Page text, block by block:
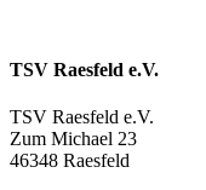
TSV Raesfeld e.V.
TSV Raesfeld e.V.
Zum Michael 23
46348 Raesfeld